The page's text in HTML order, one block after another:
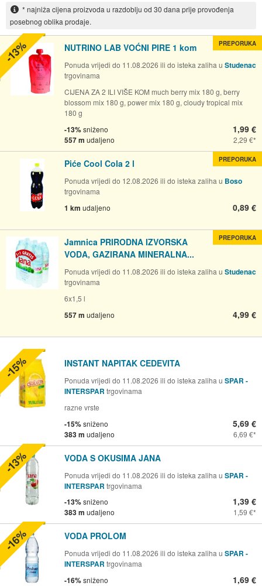
* najniža cijena proizvoda u razdoblju od 30 dana prije provođenja
posebnog oblika prodaje.
NUTRINO LAB VOĆNI PIRE 1 kom
Ponuda vrijedi do 11.08.2026 ili do isteka zaliha u Studenac
trgovinama
CIJENA ZA 2 ILI VIŠE KOM much berry mix 180 g, berry
blossom mix 180 g, power mix 180 g, cloudy tropical mix
180 g
-13%sniženo
557 m udaljeno
1,99 €
2,29 €
PREPORUKA
-13%
Piće Cool Cola 2 l
Ponuda vrijedi do 12.08.2026 ili do isteka zaliha u Boso
trgovinama
1 km udaljeno 0,89 €
PREPORUKA
Jamnica PRIRODNA IZVORSKA
VODA, GAZIRANA MINERALNA...
Ponuda vrijedi do 11.08.2026 ili do isteka zaliha u Studenac
trgovinama
6x1,5 l
557 m udaljeno 4,99 €
PREPORUKA
INSTANT NAPITAK CEDEVITA
Ponuda vrijedi do 11.08.2026 ili do isteka zaliha u SPAR -
INTERSPAR trgovinama
razne vrste
-15%sniženo
383 m udaljeno
5,69 €
6,69 €
-15%
VODA S OKUSIMA JANA
Ponuda vrijedi do 11.08.2026 ili do isteka zaliha u SPAR -
INTERSPAR trgovinama
-13%sniženo
383 m udaljeno
1,39 €
1,59 €
-13%
VODA PROLOM
Ponuda vrijedi do 11.08.2026 ili do isteka zaliha u SPAR -
INTERSPAR trgovinama
-16%sniženo 1,69 €
-16%